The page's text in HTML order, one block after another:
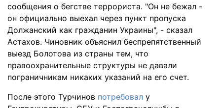
сообщения о бегстве террориста. "Он не бежал -
он официально выехал через пункт пропуска
Должанский как гражданин Украины", - сказал
Астахов. Чиновник объяснил беспрепятственный
выезд Болотова из страны тем, что
правоохранительные структуры не давали
пограничникам никаких указаний на его счет.
После этого Турчинов потребовал у